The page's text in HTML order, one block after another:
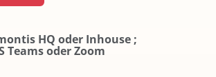
HQ oder Inhouse ;
Teams oder Zoom